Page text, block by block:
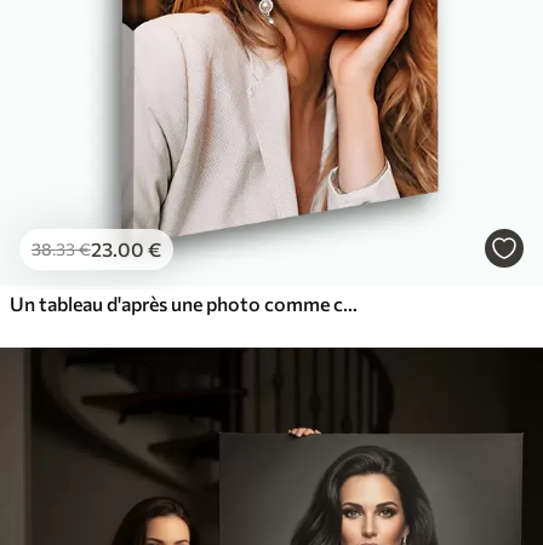
38.33€23.00 €
Un tableau d'après une photo comme cadeau d'anniversaire